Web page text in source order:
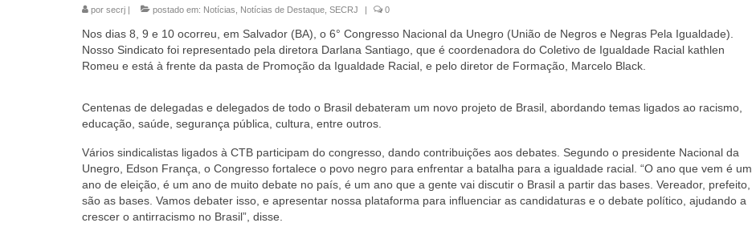
por secrj | postado em: Notícias Notícias de Destaque SECRJ | 0
Nos dias 8, 9 e 10 ocorreu, em Salvador (BA), o 6° Congresso Nacional da Unegro (União de Negros e Negras Pela Igualdade).
Nosso Sindicato foi representado pela diretora Darlana Santiago, que é coordenadora do Coletivo de Igualdade Racial kathlen
Romeu e está à frente da pasta de Promoção da Igualdade Racial, e pelo diretor de Formação, Marcelo Black.
Centenas de delegadas e delegados de todo o Brasil debateram um novo projeto de Brasil, abordando temas ligados ao racismo,
educação, saúde, segurança pública, cultura, entre outros.
Vários sindicalistas ligados à CTB participam do congresso, dando contribuições aos debates. Segundo o presidente Nacional da
Unegro, Edson França, o Congresso fortalece o povo negro para enfrentar a batalha para a igualdade racial. “O ano que vem é um
ano de eleição, é um ano de muito debate no país, é um ano que a gente vai discutir o Brasil a partir das bases. Vereador, prefeito,
são as bases. Vamos debater isso, e apresentar nossa plataforma para influenciar as candidaturas e o debate político, ajudando a
crescer o antirracismo no Brasil”, disse.